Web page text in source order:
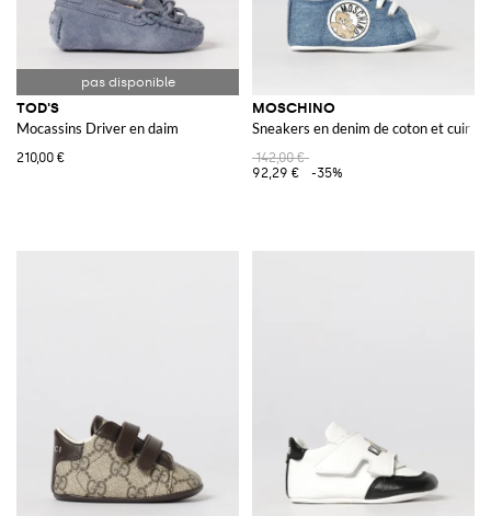
TOD'S
Mocassins Driver en daim
210,00 €
MOSCHINO
Sneakers en denim de coton et cuir
142,00 €
92,29 €
-35%